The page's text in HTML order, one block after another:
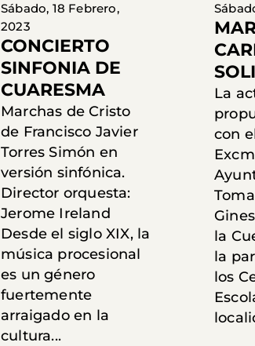
Sábado, 18 Febrero,
2023
CONCIERTO
SINFONIA DE
CUARESMA
Marchas de Cristo
de Francisco Javier
Torres Simón en
versión sinfónica.
Director orquesta:
Jerome Ireland
Desde el siglo XIX, la
música procesional
es un género
fuertemente
arraigado en la
cultura...
La
con
la
la
los